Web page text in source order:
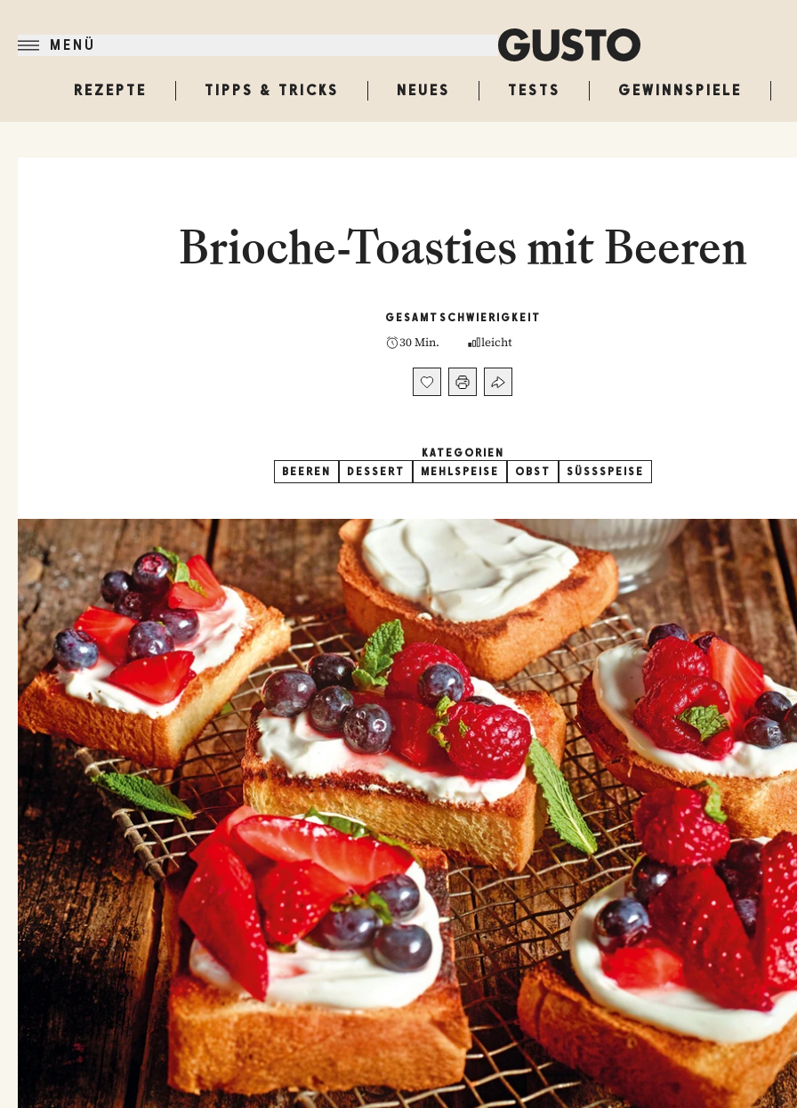
MENÜ
REZEPTE TIPPS & TRICKS NEUES TESTS GEWINNSPIELE
Brioche-Toasties mit Beeren
GESAMT
30 Min.
SCHWIERIGKEIT
leicht
KATEGORIEN
BEEREN
DESSERT MEHLSPEISE OBST SÜSSSPEISE